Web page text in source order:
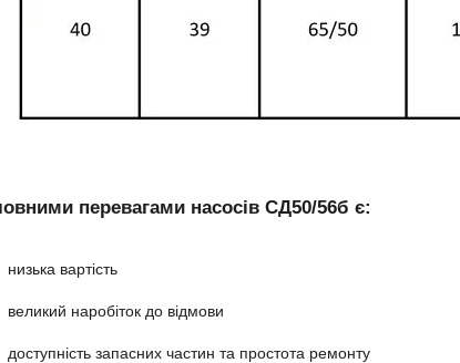
перевагами насосів СД50/56б є:
низька вартість
великий наробіток до відмови
доступність запасних частин та простота ремонту